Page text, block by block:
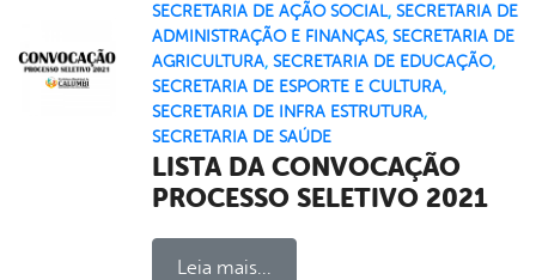
SECRETARIA DE AÇÃO SOCIAL, SECRETARIA DE
ADMINISTRAÇÃO E FINANÇAS, SECRETARIA DE
AGRICULTURA, SECRETARIA DE EDUCAÇÃO,
SECRETARIA DE ESPORTE E CULTURA,
SECRETARIA DE INFRA ESTRUTURA,
SECRETARIA DE SAÚDE
LISTA DA CONVOCAÇÃO
PROCESSO SELETIVO 2021
Leia mais...